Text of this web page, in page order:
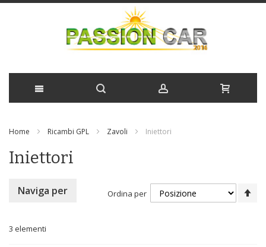
contenuto
Home Ricambi GPL Zavoli Iniettori
Iniettori
3 elementi
Ordina per
Naviga per